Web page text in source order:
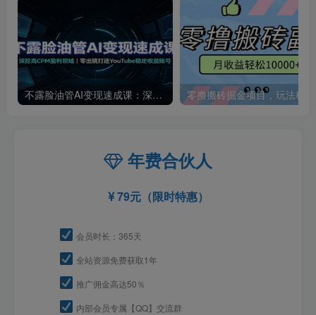
不露脸油管AI变现速成课：深挖高CPM盈利领域，零出镜打造YouTube稳定收益账号
年费合伙人
79元（限时特惠）
会员时长：365天
全站资源免费获取1年
推广佣金高达50％
内部会员专属【QQ】交流群